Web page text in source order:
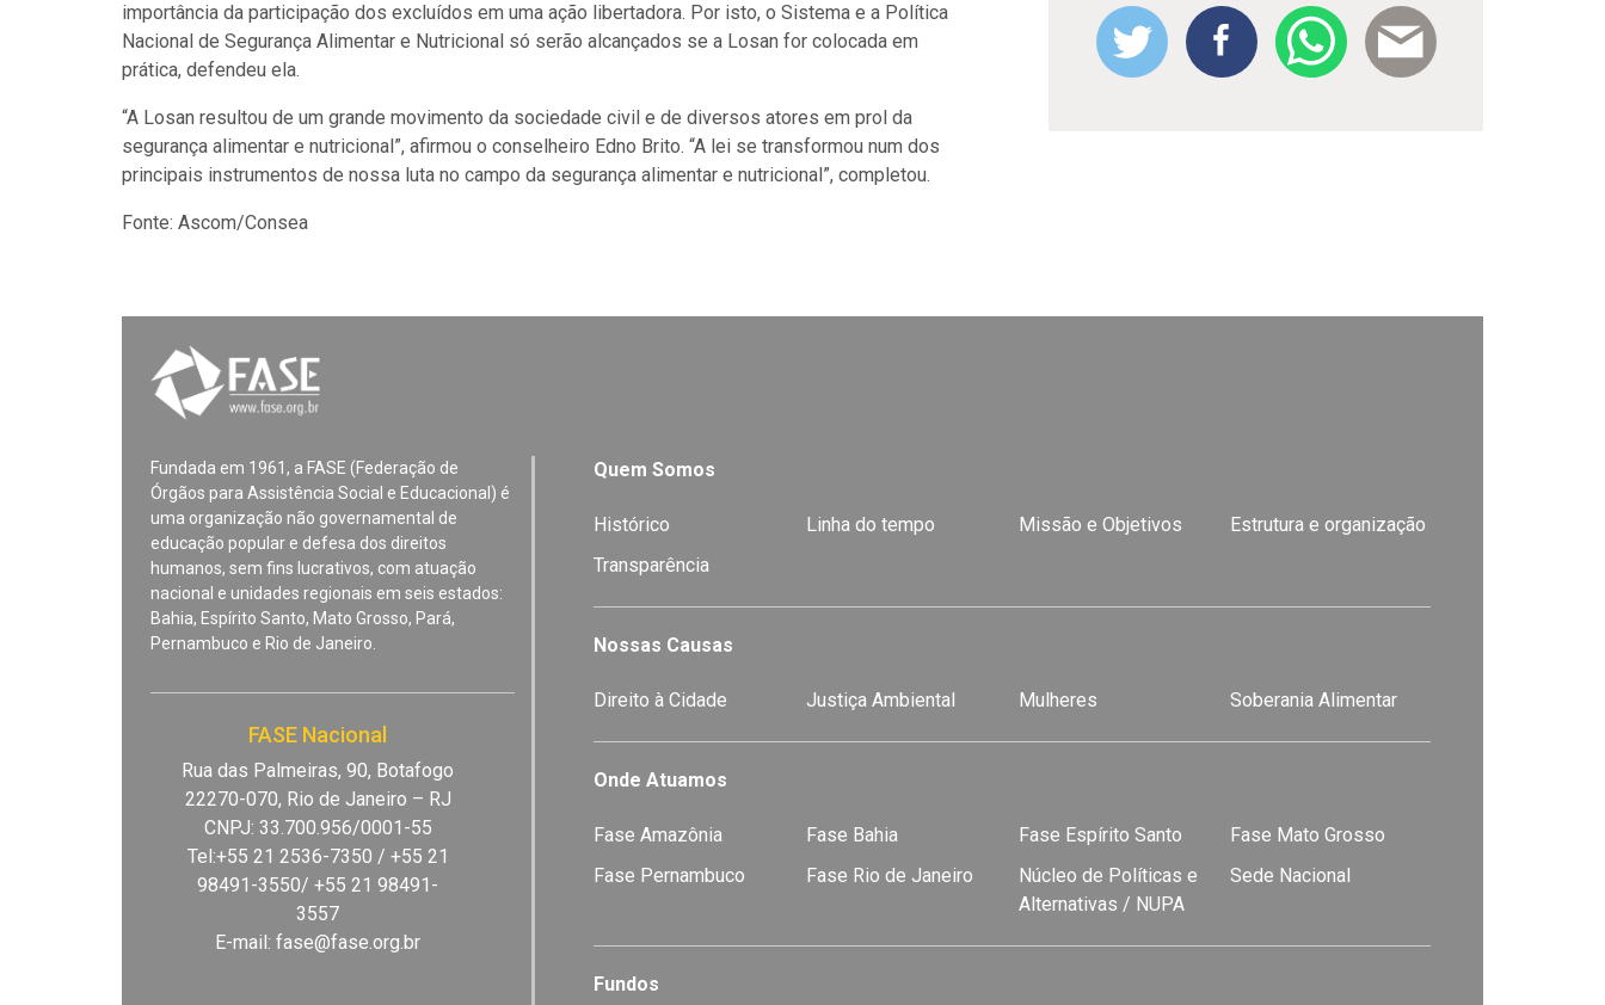
importância da participação dos excluídos em uma ação libertadora. Por isto, o Sistema e a Política
Nacional de Segurança Alimentar e Nutricional só serão alcançados se a Losan for colocada em
prática, defendeu ela.
“A Losan resultou de um grande movimento da sociedade civil e de diversos atores em prol da
segurança alimentar e nutricional”, afirmou o conselheiro Edno Brito. “A lei se transformou num dos
principais instrumentos de nossa luta no campo da segurança alimentar e nutricional”, completou.
Fonte: Ascom/Consea
Fundada em 1961, a FASE (Federação de
Órgãos para Assistência Social e Educacional) é
uma organização não governamental de
educação popular e defesa dos direitos
humanos, sem fins lucrativos, com atuação
nacional e unidades regionais em seis estados:
Bahia, Espírito Santo, Mato Grosso, Pará,
Pernambuco e Rio de Janeiro.
FASE Nacional
Rua das Palmeiras, 90, Botafogo
22270-070, Rio de Janeiro – RJ
CNPJ: 33.700.956/0001-55
Tel:+55 21 2536-7350 / +55 21
98491-3550/ +55 21 98491-
3557
E-mail:fase@fase.org.br
Quem Somos
Histórico Linha do tempo Missão e Objetivos
Estrutura e organização
Transparência
Nossas Causas
Direito à Cidade Justiça Ambiental Mulheres Soberania Alimentar
Onde Atuamos
Fase Amazônia Fase Bahia Fase Espírito Santo
Fase Mato Grosso
Fase Pernambuco
Fase Rio de Janeiro
Núcleo de Políticas e
Alternativas / NUPA
Sede Nacional
Fundos